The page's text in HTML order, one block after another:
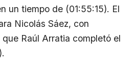
un tiempo de (01:55:15). El
Nicolás Sáez, con
Raúl Arratia completó el